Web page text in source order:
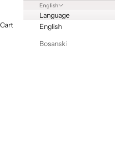
English
Language
English
Bosanski
Cart